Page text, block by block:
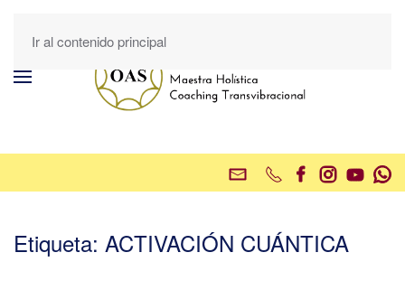
Ir al contenido principal
Etiqueta: ACTIVACIÓN CUÁNTICA